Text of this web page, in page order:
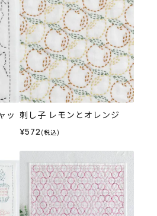
ッ 刺し子 レモンとオレンジ
¥572 (税込)